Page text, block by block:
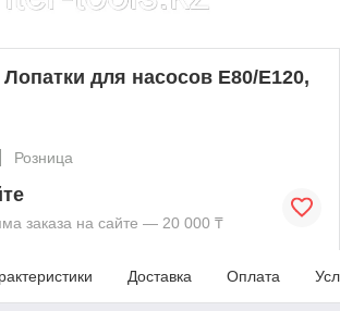
для насосов E80/E120,
Розница
заказа на сайте — 20 000 ₸
Доставка Оплата